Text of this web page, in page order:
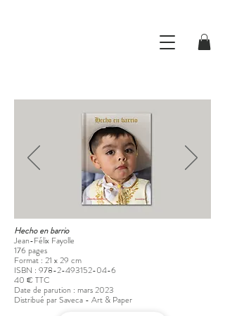
Hecho en barrio
Jean-Félix Fayolle
176 pages
Format : 21 x 29 cm
ISBN : 978-2-493152-04-6
40 € TTC
Date de parution : mars2023
Distribué par Saveca - Art & Paper